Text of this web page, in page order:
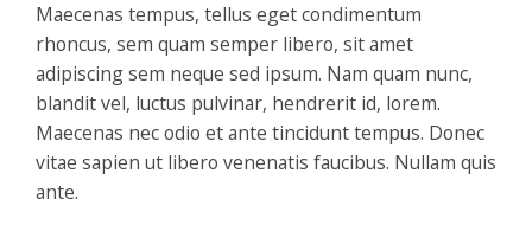
Maecenas tempus, tellus eget condimentum
rhoncus, sem quam semper libero, sit amet
adipiscing sem neque sed ipsum. Nam quam nunc,
blandit vel, luctus pulvinar, hendrerit id, lorem.
Maecenas nec odio et ante tincidunt tempus. Donec
vitae sapien ut libero venenatis faucibus. Nullam quis
ante.